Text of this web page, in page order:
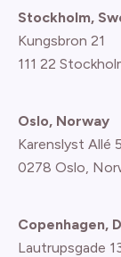
Stockholm,
Kungsbron 21
111 22
Oslo, Norway
Karenslyst Allé
0278 Oslo,
Copenhagen,
Lautrupsgade